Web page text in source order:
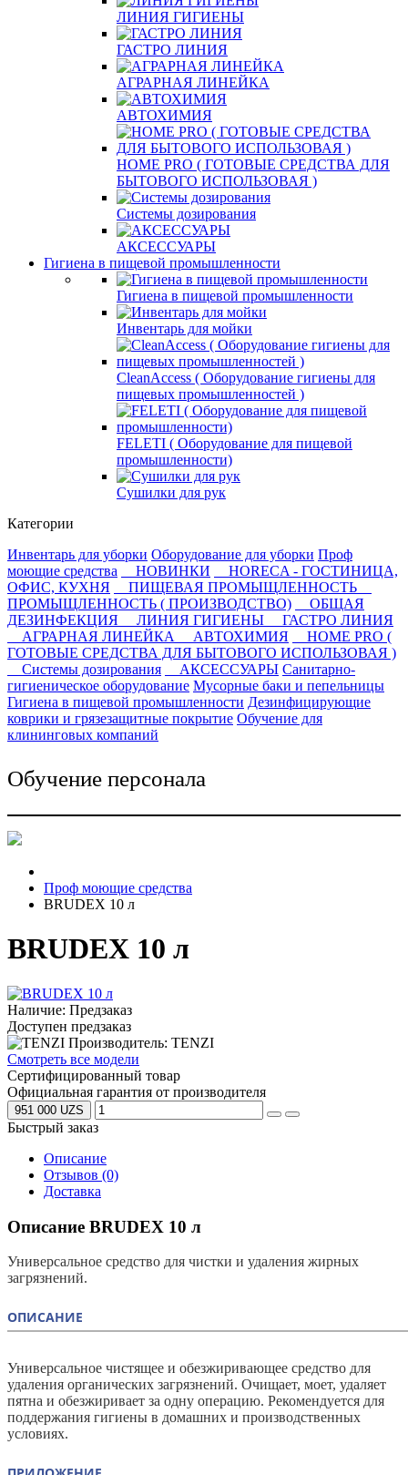
ЛИНИЯ ГИГИЕНЫ
ГАСТРО ЛИНИЯ
АГРАРНАЯ ЛИНЕЙКА
АВТОХИМИЯ
HOME PRO ( ГОТОВЫЕ СРЕДСТВА ДЛЯ
БЫТОВОГО ИСПОЛЬЗОВАЯ )
Системы дозирования
АКСЕССУАРЫ
Гигиена в пищевой промышленности
Гигиена в пищевой промышленности
Инвентарь для мойки
СleanAccess ( Оборудование гигиены для
пищевых промышленностей )
FELETI ( Оборудование для пищевой
промышленности)
Сушилки для рук
Категории
Инвентарь для уборки Оборудование для уборки Проф
моющие средства
НОВИНКИ
HORECA - ГОСТИНИЦА,
ОФИС, КУХНЯ
ПИЩЕВАЯ ПРОМЫЩЛЕННОСТЬ
ПРОМЫЩЛЕННОСТЬ ( ПРОИЗВОДСТВО)
ОБЩАЯ
ДЕЗИНФЕКЦИЯ
ЛИНИЯ ГИГИЕНЫ
ГАСТРО ЛИНИЯ
АГРАРНАЯ ЛИНЕЙКА
АВТОХИМИЯ
HOME PRO (
ГОТОВЫЕ СРЕДСТВА ДЛЯ БЫТОВОГО ИСПОЛЬЗОВАЯ )
Системы дозирования
АКСЕССУАРЫ Санитарно-
гигиеническое оборудование Мусорные баки и пепельницы
Гигиена в пищевой промышленности Дезинфицирующие
коврики и грязезащитные покрытие Обучение для
клининговых компаний
Обучение персонала
Проф моющие средства
BRUDEX 10 л
BRUDEX 10 л
Наличие: Предзаказ
Доступен предзаказ
Производитель: TENZI
Смотреть все модели
Сертифицированный товар
Официальная гарантия от производителя
951 000 UZS
Быстрый заказ
Описание
Отзывов (0)
Доставка
Описание BRUDEX 10 л
Универсальное средство для чистки и удаления жирных
загрязнений.
ОПИСАНИЕ
Универсальное чистящее и обезжиривающее средство для
удаления органических загрязнений. Очищает, моет, удаляет
пятна и обезжиривает за одну операцию. Рекомендуется для
поддержания гигиены в домашних и производственных
условиях.